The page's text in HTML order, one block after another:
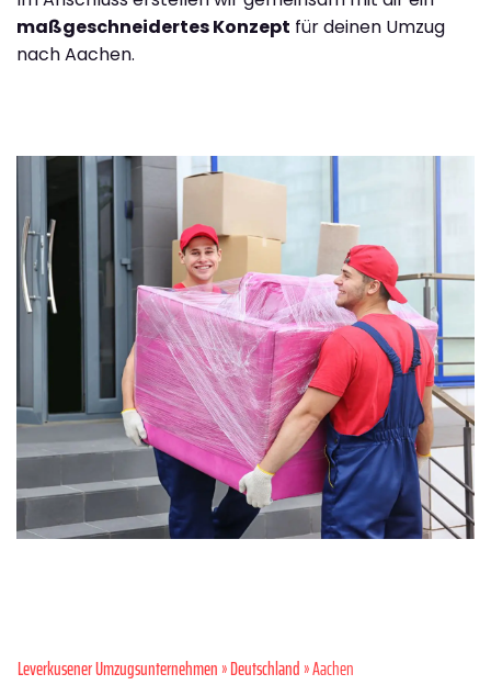
maßgeschneidertes Konzept für deinen Umzug
nach Aachen.
Leverkusener Umzugsunternehmen»Deutschland» Aachen